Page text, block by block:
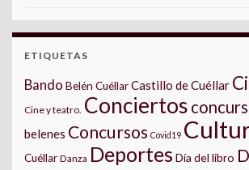
ETIQUETAS
Bando Belén CuéllarCastillo de Cuéllar
Cine y teatro. Conciertos
belenes Concursos Covid19
Cuéllar Danza Deportes Día del libro